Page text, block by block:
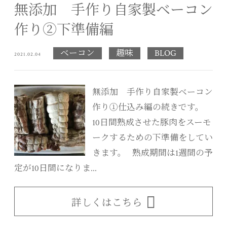
無添加 手作り自家製ベーコン
作り②下準備編
2021.02.04 ベーコン 趣味 BLOG
無添加 手作り自家製ベーコン
作り①仕込み編の続きです。
10日間熟成させた豚肉をスーモ
ークするための下準備をしてい
きます。 熟成期間は1週間の予
定が10日間になりま...
詳しくはこちら